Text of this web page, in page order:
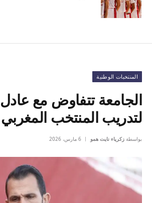
المنتخبات الوطنية
الجامعة تتفاوض مع
لتدريب المنتخب المغربي
بواسطة زكرياء نايت همو 6 مارس، 2026